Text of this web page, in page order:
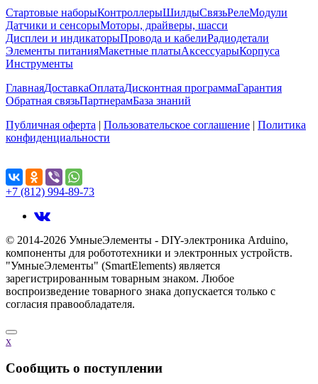
Стартовые наборыКонтроллерыШилдыСвязьРелеМодули
Датчики и сенсорыМоторы, драйверы, шасси
Дисплеи и индикаторыПровода и кабелиРадиодетали
Элементы питанияМакетные платыАксессуарыКорпуса
Инструменты
ГлавнаяДоставкаОплатаДисконтная программаГарантия
Обратная связьПартнерамБаза знаний
Публичная оферта | Пользовательское соглашение | Политика
конфиденциальности
+7 (812) 994-89-73
© 2014-2026 УмныеЭлементы - DIY-электроника Arduino,
компоненты для робототехники и электронных устройств.
"УмныеЭлементы" (SmartElements) является
зарегистрированным товарным знаком. Любое
воспроизведение товарного знака допускается только с
согласия правообладателя.
x
Cообщить о поступлении